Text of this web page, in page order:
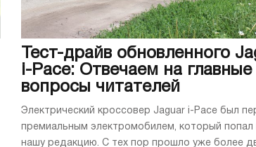
Тест-драйв обновленного
i-Pace: Отвечаем на главные
вопросы читателей
Электрический кроссовер Jaguar i-Pace был
премиальным электромобилем, который попал
нашу редакцию. С тех пор прошло уже более